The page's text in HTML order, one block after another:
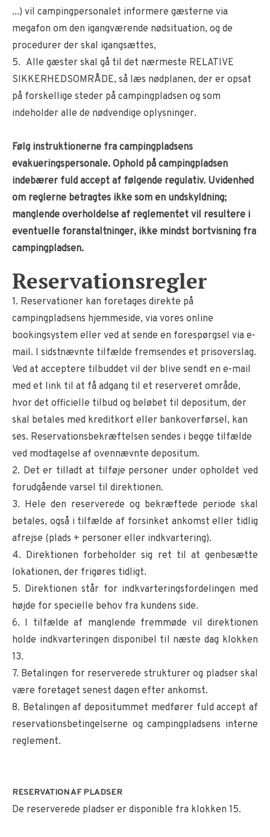
...) vil campingpersonalet informere gæsterne via
megafon om den igangværende nødsituation, og de
procedurer der skal igangsættes,
5. Alle gæster skal gå til det nærmeste RELATIVE
SIKKERHEDSOMRÅDE, så læs nødplanen, der er opsat
på forskellige steder på campingpladsen og som
indeholder alle de nødvendige oplysninger.
Følg instruktionerne fra campingpladsens
evakueringspersonale. Ophold på campingpladsen
indebærer fuld accept af følgende regulativ. Uvidenhed
om reglerne betragtes ikke som en undskyldning;
manglende overholdelse af reglementet vil resultere i
eventuelle foranstaltninger, ikke mindst bortvisning fra
campingpladsen.
Reservationsregler
1. Reservationer kan foretages direkte på
campingpladsens hjemmeside, via vores online
bookingsystem eller ved at sende en forespørgsel via e-
mail. I sidstnævnte tilfælde fremsendes et prisoverslag.
Ved at acceptere tilbuddet vil der blive sendt en e-mail
med et link til at få adgang til et reserveret område,
hvor det officielle tilbud og beløbet til depositum, der
skal betales med kreditkort eller bankoverførsel, kan
ses. Reservationsbekræftelsen sendes i begge tilfælde
ved modtagelse af ovennævnte depositum.
2. Det er tilladt at tilføje personer under opholdet ved
forudgående varsel til direktionen.
3. Hele den reserverede og bekræftede periode skal
betales, også i tilfælde af forsinket ankomst eller tidlig
afrejse (plads + personer eller indkvartering).
4. Direktionen forbeholder sig ret til at genbesætte
lokationen, der frigøres tidligt.
5. Direktionen står for indkvarteringsfordelingen med
højde for specielle behov fra kundens side.
6. I tilfælde af manglende fremmøde vil direktionen
holde indkvarteringen disponibel til næste dag klokken
13.
7. Betalingen for reserverede strukturer og pladser skal
være foretaget senest dagen efter ankomst.
8. Betalingen af depositummet medfører fuld accept af
reservationsbetingelserne og campingpladsens interne
reglement.
RESERVATION AF PLADSER
De reserverede pladser er disponible fra klokken 15.